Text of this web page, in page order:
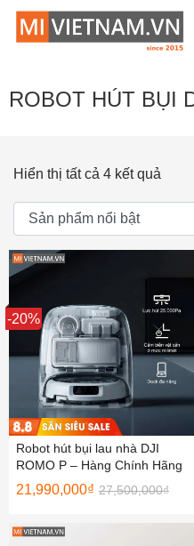
ROBOT HÚT BỤI
Hiển thị tất cả 4 kết quả
Sale
-20%
Robot hút bụi lau nhà DJI
ROMO P – Hàng Chính Hãng
21,990,000₫ 27,500,000₫